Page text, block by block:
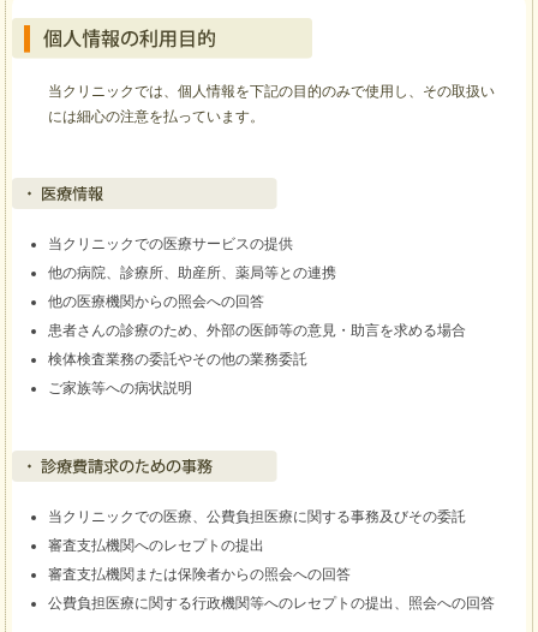
当クリニックでは、個人情報を下記の目的のみで使用し、その取扱い
には細心の注意を払っています。
当クリニックでの医療サービスの提供
他の病院、診療所、助産所、薬局等との連携
他の医療機関からの照会への回答
患者さんの診療のため、外部の医師等の意見・助言を求める場合
検体検査業務の委託やその他の業務委託
ご家族等への病状説明
当クリニックでの医療、公費負担医療に関する事務及びその委託
審査支払機関へのレセプトの提出
審査支払機関または保険者からの照会への回答
公費負担医療に関する行政機関等へのレセプトの提出、照会への回答